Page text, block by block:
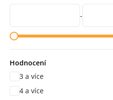
Cena od
-
Cena do
Hodnocení
hodnocení
3 a více
hodnocení
4 a více